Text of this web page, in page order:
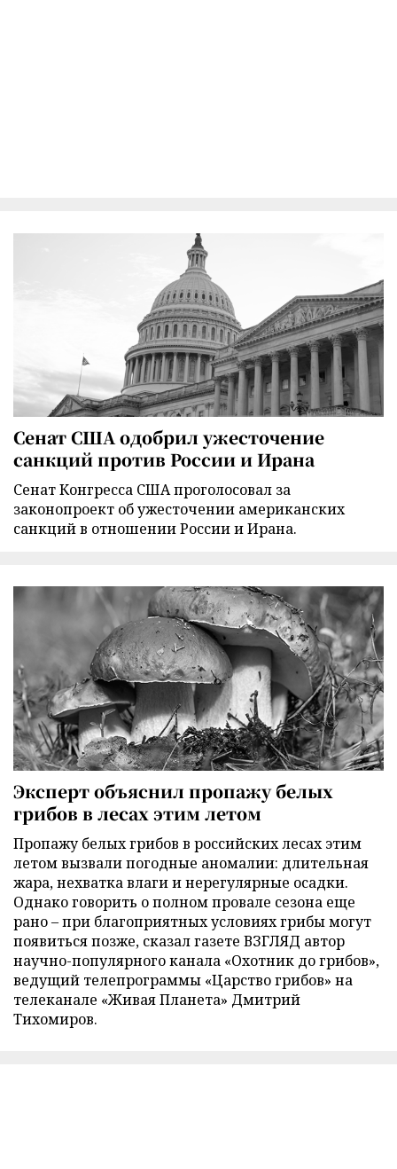
Сенат США одобрил ужесточение
санкций против России и Ирана
Сенат Конгресса США проголосовал за
законопроект об ужесточении американских
санкций в отношении России и Ирана.
Эксперт объяснил пропажу белых
грибов в лесах этим летом
Пропажу белых грибов в российских лесах этим
летом вызвали погодные аномалии: длительная
жара, нехватка влаги и нерегулярные осадки.
Однако говорить о полном провале сезона еще
рано – при благоприятных условиях грибы могут
появиться позже, сказал газете ВЗГЛЯД автор
научно-популярного канала «Охотник до грибов»,
ведущий телепрограммы «Царство грибов» на
телеканале «Живая Планета» Дмитрий
Тихомиров.